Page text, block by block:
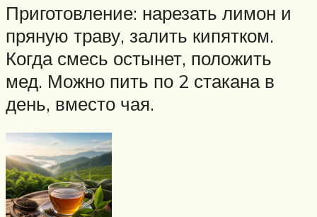
Приготовление: нарезать лимон и
пряную траву, залить кипятком.
Когда смесь остынет, положить
мед. Можно пить по 2 стакана в
день, вместо чая.